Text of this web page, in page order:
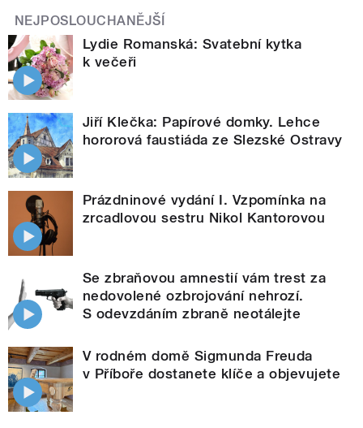
NEJPOSLOUCHANĚJŠÍ
Lydie Romanská: Svatební kytka
k večeři
Jiří Klečka: Papírové domky. Lehce
hororová faustiáda ze Slezské Ostravy
Prázdninové vydání I. Vzpomínka na
zrcadlovou sestru Nikol Kantorovou
Se zbraňovou amnestií vám trest za
nedovolené ozbrojování nehrozí.
S odevzdáním zbraně neotálejte
V rodném domě Sigmunda Freuda
v Příboře dostanete klíče a objevujete